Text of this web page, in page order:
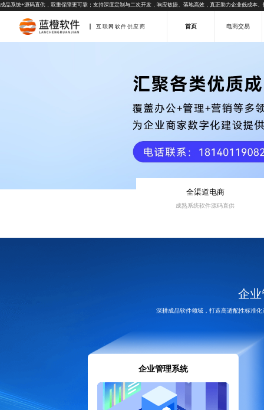
成品系统+源码直供，双重保障更可靠；支持深度定制与二次开发，响应敏捷、落地高效，真正助力企业低成本、
互联网软件供应商 首页 电商交易
全渠道电商
成熟系统软件源码直供
企
深耕成品软件领域，打造高适配性标准
企业管理系统